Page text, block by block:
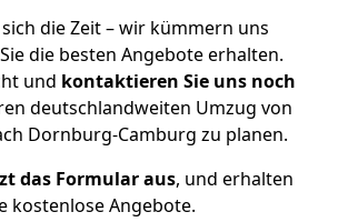
die Zeit – wir kümmern uns
die besten Angebote erhalten.
und kontaktieren Sie uns noch
deutschlandweiten Umzug von
Dornburg-Camburg zu planen.
das Formular aus, und erhalten
kostenlose Angebote.